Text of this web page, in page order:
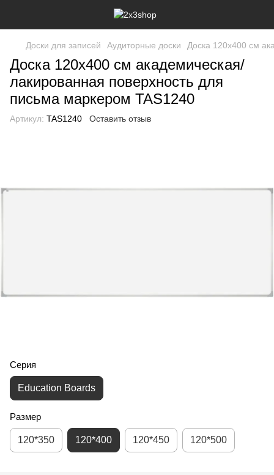
Доски для записей Аудиторные доски Доска 120x400 см
Доска 120x400 см академическая/
лакированная поверхность для
письма маркером TAS1240
Артикул: TAS1240 Оставить отзыв
Серия
Education Boards
Размер
120*350 120*400 120*450 120*500